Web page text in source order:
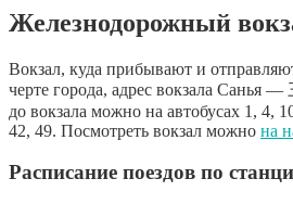
Железнодорожный
Вокзал, куда прибывают и
черте города, адрес вокзала Санья
до вокзала можно на автобусах 1, 4,
42, 49. Посмотреть вокзал можно на
Расписание поездов по